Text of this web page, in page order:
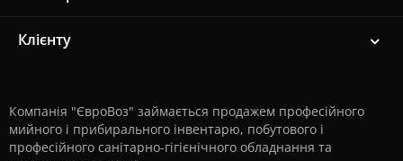
Клієнту
Компанія "ЄвроВоз" займається продажем професійного
мийного і прибирального інвентарю, побутового і
професійного санітарно-гігієнічного обладнання та